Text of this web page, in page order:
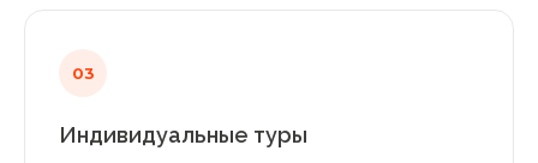
03
Индивидуальные туры